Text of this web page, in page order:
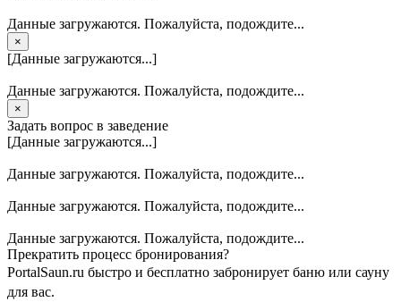
Данные загружаются. Пожалуйста, подождите...
×
[Данные загружаются...]
Данные загружаются. Пожалуйста, подождите...
×
Задать вопрос в заведение
[Данные загружаются...]
Данные загружаются. Пожалуйста, подождите...
Данные загружаются. Пожалуйста, подождите...
Данные загружаются. Пожалуйста, подождите...
Прекратить процесс бронирования?
PortalSaun.ru быстро и бесплатно забронирует баню или сауну
для вас.